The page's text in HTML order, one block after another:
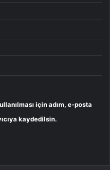
için adım, e-posta
kaydedilsin.